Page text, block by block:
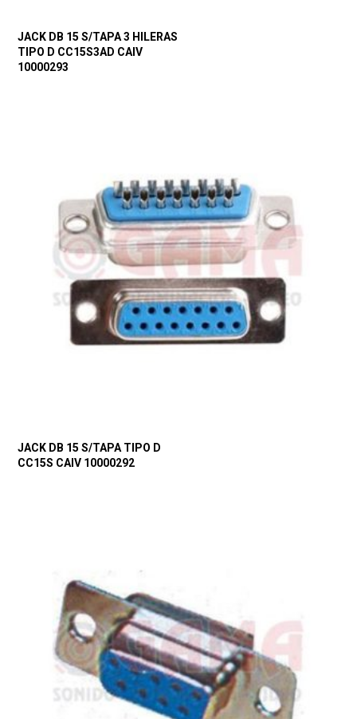
JACK DB 15 S/TAPA 3 HILERAS
TIPO D CC15S3AD CAIV
10000293
JACK DB 15 S/TAPA TIPO D
CC15S CAIV 10000292